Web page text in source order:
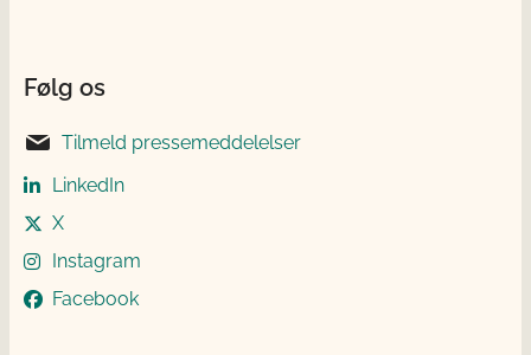
Følg os
Tilmeld pressemeddelelser
LinkedIn
X
Instagram
Facebook